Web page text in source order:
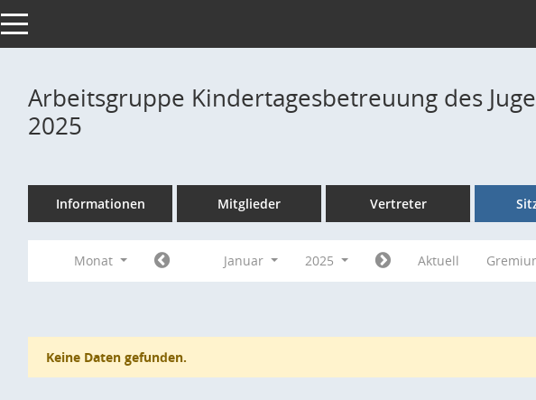
Toggle navigation
Arbeitsgruppe Kindertagesbetreuung des
2025
Informationen Mitglieder Vertreter
Monat Januar 2025 Aktuell
Keine Daten gefunden.